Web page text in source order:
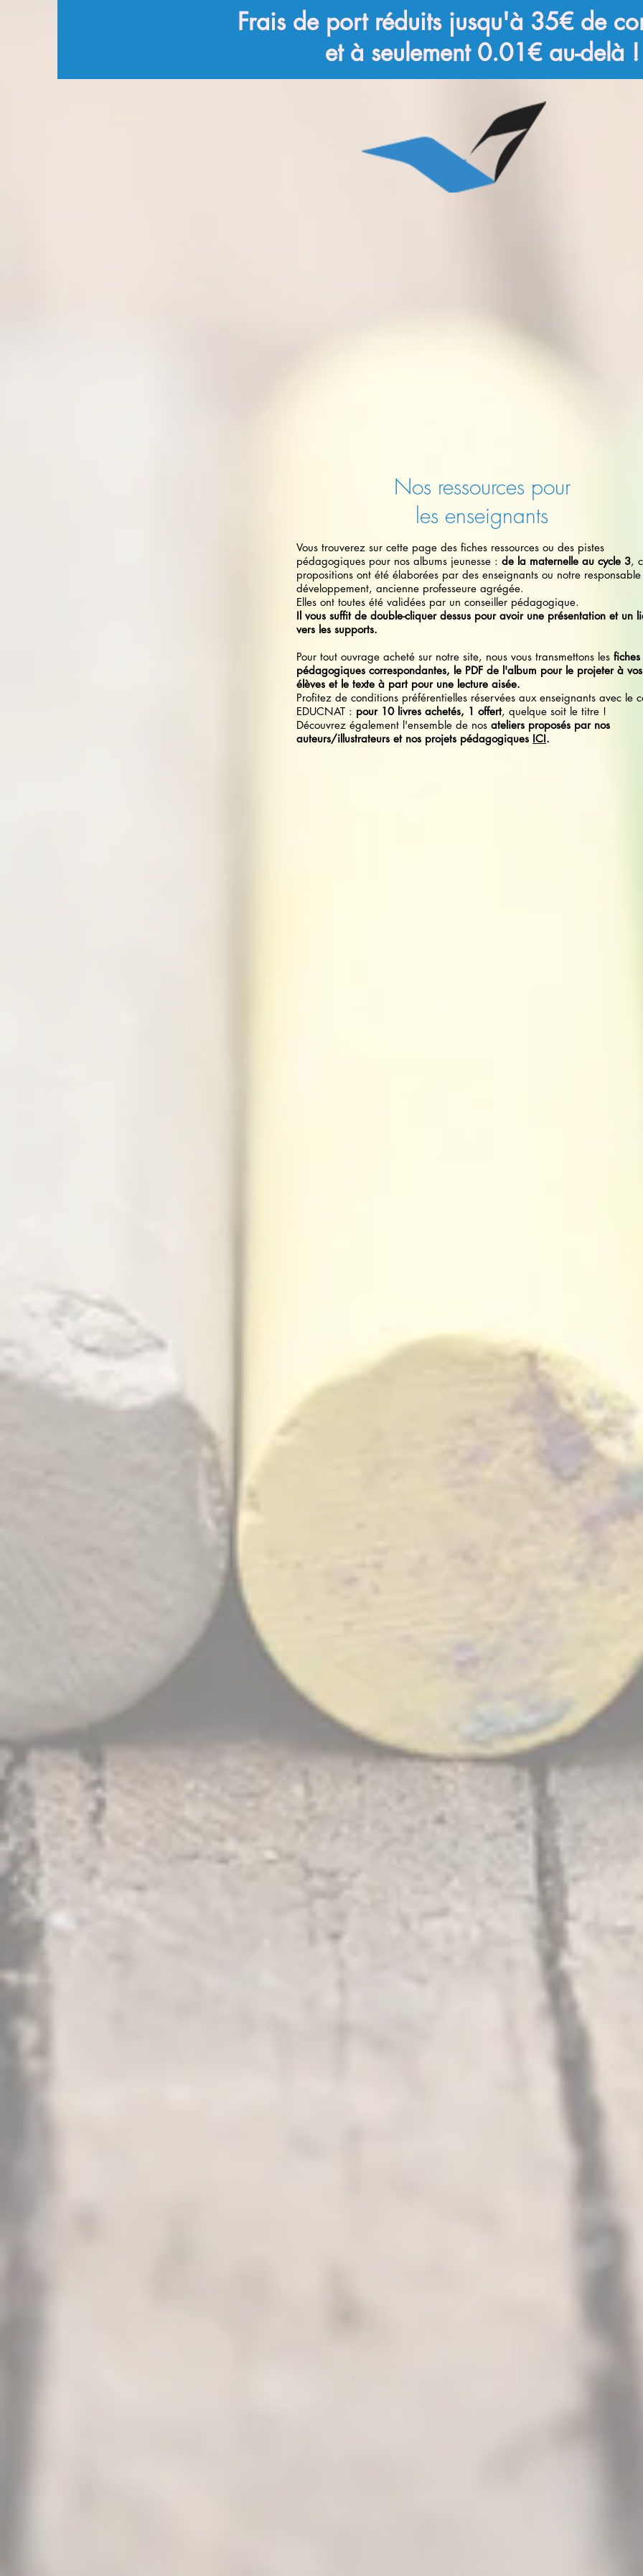
Frais de port réduits jusqu'à 35€ de
et à seulement 0.01€ au-delà !
Nos ressources pour
les enseignants
Vous trouverez sur cette page des fiches ressources ou des pistes
pédagogiques pour nos albums jeunesse : de la maternelle au cycle 3,
propositions ont été élaborées par des enseignants ou notre responsable
développement, ancienne professeure agrégée.
Elles ont toutes été validées par un conseiller pédagogique.
Il vous suffit de double-cliquer dessus pour avoir une présentation et un
vers les supports.
Pour tout ouvrage acheté sur notre site, nous vous transmettons les fiches
pédagogiques correspondantes, le PDF de l'album pour le projeter à vos
élèves et le texte à part pour une lecture aisée.
Profitez de conditions préférentielles réservées aux enseignants avec le
EDUCNAT : pour 10 livres achetés, 1 offert, quelque soit le titre !
Découvrez également l'ensemble de nos ateliers proposés par nos
auteurs/illustrateurs et nos projets pédagogiques ICI.